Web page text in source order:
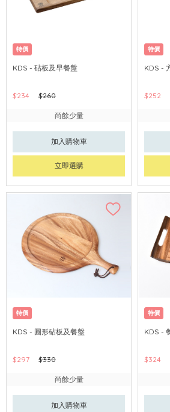
特價
KDS - 砧板及早餐盤
$234 $260
尚餘少量
加入購物車
立即選購
特價
KDS -
$252
特價
KDS - 圓形砧板及餐盤
$297 $330
尚餘少量
加入購物車
特價
KDS -
$324